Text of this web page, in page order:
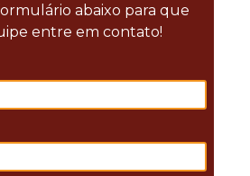
abaixo para que
entre em contato!